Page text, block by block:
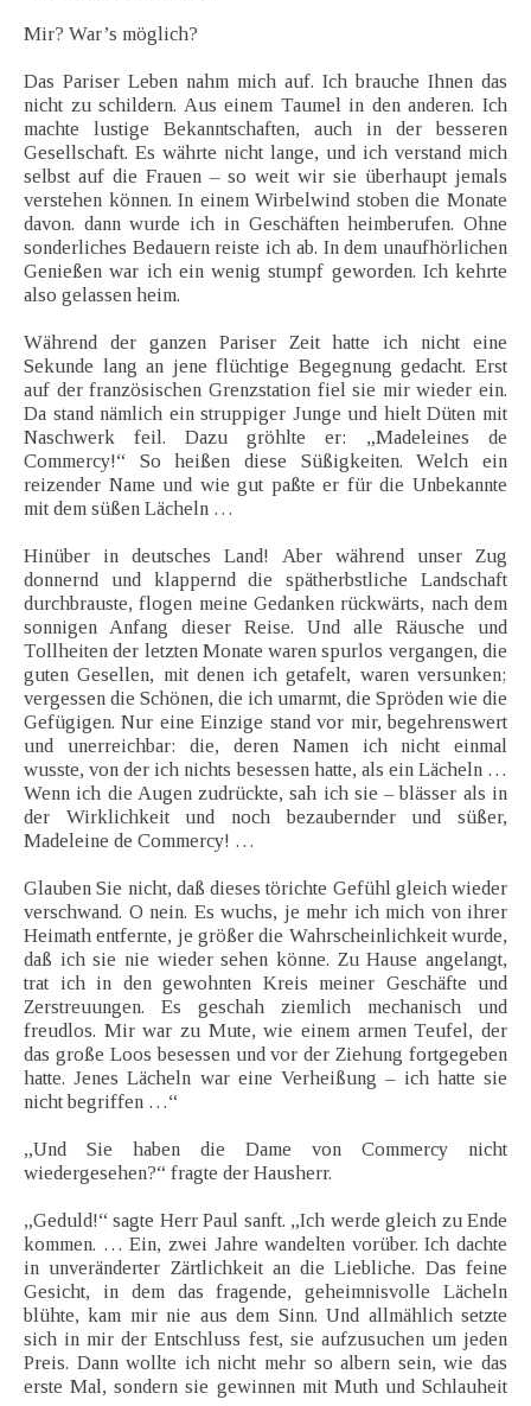
Mir? War’s möglich?
Das Pariser Leben nahm mich auf. Ich brauche Ihnen das
nicht zu schildern. Aus einem Taumel in den anderen. Ich
machte lustige Bekanntschaften, auch in der besseren
Gesellschaft. Es währte nicht lange, und ich verstand mich
selbst auf die Frauen – so weit wir sie überhaupt jemals
verstehen können. In einem Wirbelwind stoben die Monate
davon. dann wurde ich in Geschäften heimberufen. Ohne
sonderliches Bedauern reiste ich ab. In dem unaufhörlichen
Genießen war ich ein wenig stumpf geworden. Ich kehrte
also gelassen heim.
Während der ganzen Pariser Zeit hatte ich nicht eine
Sekunde lang an jene flüchtige Begegnung gedacht. Erst
auf der französischen Grenzstation fiel sie mir wieder ein.
Da stand nämlich ein struppiger Junge und hielt Düten mit
Naschwerk feil. Dazu gröhlte er: „Madeleines de
Commercy!“ So heißen diese Süßigkeiten. Welch ein
reizender Name und wie gut paßte er für die Unbekannte
mit dem süßen Lächeln …
Hinüber in deutsches Land! Aber während unser Zug
donnernd und klappernd die spätherbstliche Landschaft
durchbrauste, flogen meine Gedanken rückwärts, nach dem
sonnigen Anfang dieser Reise. Und alle Räusche und
Tollheiten der letzten Monate waren spurlos vergangen, die
guten Gesellen, mit denen ich getafelt, waren versunken;
vergessen die Schönen, die ich umarmt, die Spröden wie die
Gefügigen. Nur eine Einzige stand vor mir, begehrenswert
und unerreichbar: die, deren Namen ich nicht einmal
wusste, von der ich nichts besessen hatte, als ein Lächeln …
Wenn ich die Augen zudrückte, sah ich sie – blässer als in
der Wirklichkeit und noch bezaubernder und süßer,
Madeleine de Commercy! …
Glauben Sie nicht, daß dieses törichte Gefühl gleich wieder
verschwand. O nein. Es wuchs, je mehr ich mich von ihrer
Heimath entfernte, je größer die Wahrscheinlichkeit wurde,
daß ich sie nie wieder sehen könne. Zu Hause angelangt,
trat ich in den gewohnten Kreis meiner Geschäfte und
Zerstreuungen. Es geschah ziemlich mechanisch und
freudlos. Mir war zu Mute, wie einem armen Teufel, der
das große Loos besessen und vor der Ziehung fortgegeben
hatte. Jenes Lächeln war eine Verheißung – ich hatte sie
nicht begriffen …“
„Und Sie haben die Dame von Commercy nicht
wiedergesehen?“ fragte der Hausherr.
„Geduld!“ sagte Herr Paul sanft. „Ich werde gleich zu Ende
kommen. … Ein, zwei Jahre wandelten vorüber. Ich dachte
in unveränderter Zärtlichkeit an die Liebliche. Das feine
Gesicht, in dem das fragende, geheimnisvolle Lächeln
blühte, kam mir nie aus dem Sinn. Und allmählich setzte
sich in mir der Entschluss fest, sie aufzusuchen um jeden
Preis. Dann wollte ich nicht mehr so albern sein, wie das
erste Mal, sondern sie gewinnen mit Muth und Schlauheit